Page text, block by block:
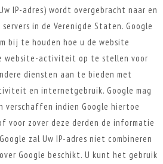
IP-adres) wordt overgebracht naar en
in de Verenigde Staten. Google
bij te houden hoe u de website
website-activiteit op te stellen voor
diensten aan te bieden met
en internetgebruik. Google mag
verschaffen indien Google hiertoe
zover deze derden de informatie
zal Uw IP-adres niet combineren
Google beschikt. U kunt het gebruik